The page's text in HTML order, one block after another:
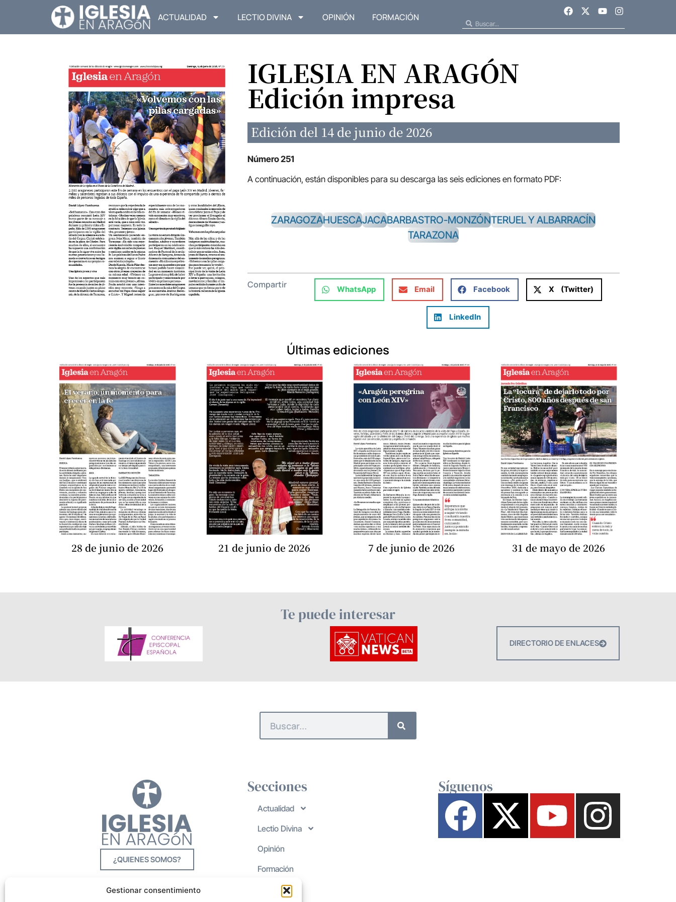
Gestionar consentimiento
ACTUALIDAD LECTIO DIVINA OPINIÓN FORMACIÓN
IGLESIA EN ARAGÓN
Edición impresa
Edición del 14 de junio de 2026
Número 251
A continuación, están disponibles para su descarga las seis ediciones en formato PDF:
ZARAGOZAHUESCAJACABARBASTRO-MONZÓNTERUEL Y ALBARRACÍN
TARAZONA
Compartir WhatsApp Email Facebook X (Twitter)
LinkedIn
Últimas ediciones
28 de junio de 2026 21 de junio de 2026 7 de junio de 2026 31 de mayo de 2026
Te puede interesar
DIRECTORIO DE ENLACES
¿QUIENES SOMOS?
Secciones
Actualidad
Lectio Divina
Opinión
Formación
Síguenos